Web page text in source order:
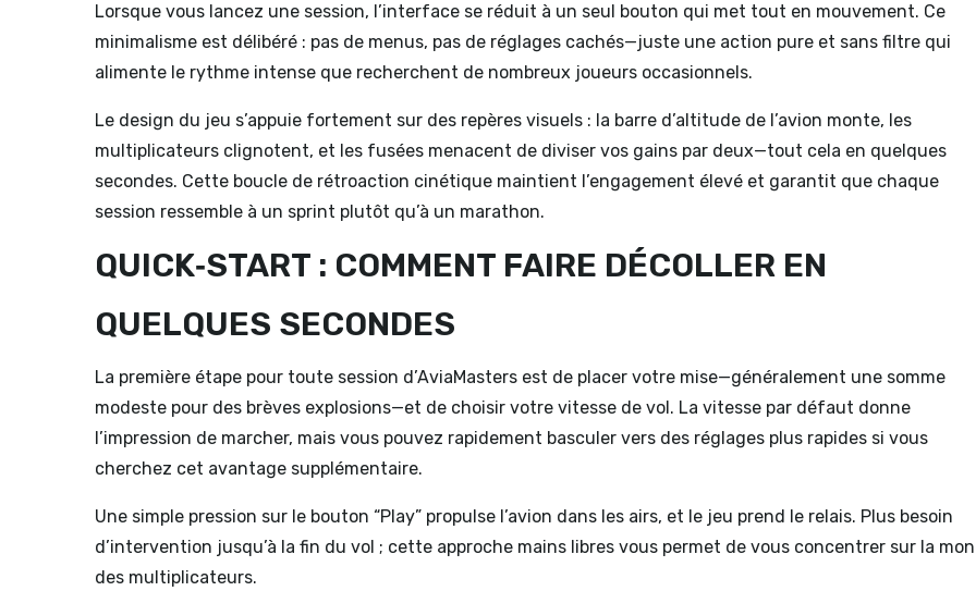
Lorsque vous lancez une session, l’interface se réduit à un seul bouton qui met tout en mouvement. Ce
minimalisme est délibéré : pas de menus, pas de réglages cachés—juste une action pure et sans filtre qui
alimente le rythme intense que recherchent de nombreux joueurs occasionnels.
Le design du jeu s’appuie fortement sur des repères visuels : la barre d’altitude de l’avion monte, les
multiplicateurs clignotent, et les fusées menacent de diviser vos gains par deux—tout cela en quelques
secondes. Cette boucle de rétroaction cinétique maintient l’engagement élevé et garantit que chaque
session ressemble à un sprint plutôt qu’à un marathon.
QUICK‑START : COMMENT FAIRE DÉCOLLER EN
QUELQUES SECONDES
La première étape pour toute session d’AviaMasters est de placer votre mise—généralement une somme
modeste pour des brèves explosions—et de choisir votre vitesse de vol. La vitesse par défaut donne
l’impression de marcher, mais vous pouvez rapidement basculer vers des réglages plus rapides si vous
cherchez cet avantage supplémentaire.
Une simple pression sur le bouton “Play” propulse l’avion dans les airs, et le jeu prend le relais. Plus besoin
d’intervention jusqu’à la fin du vol ; cette approche mains libres vous permet de vous concentrer sur la
des multiplicateurs.